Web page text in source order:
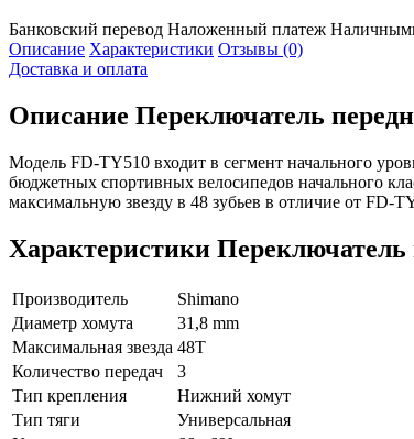
Банковский перевод Наложенный платеж
Описание Характеристики Отзывы (0)
Доставка и оплата
Описание Переключатель
Модель FD-TY510 входит в сегмент начального
бюджетных спортивных велосипедов начального
максимальную звезду в 48 зубьев в отличие от FD-
Характеристики Переключатель
Производитель
Shimano
Диаметр хомута
31,8 mm
Максимальная звезда 48T
Количество передач
3
Тип крепления
Нижний хомут
Тип тяги
Универсальная